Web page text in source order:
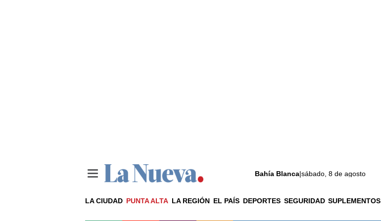
Bahía Blanca|sábado, 8 de agosto
LA CIUDAD PUNTA ALTA LA REGIÓN EL PAÍS DEPORTES SEGURIDAD SUPLEMENTOS